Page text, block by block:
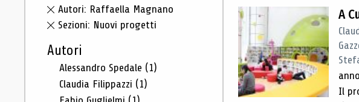
Autori: Raffaella Magnano
Sezioni: Nuovi progetti
Autori
Alessandro Spedale (1)
Claudia Filippazzi (1)
A
Il